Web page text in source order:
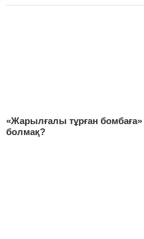
«Жарылғалы тұрған бомбаға»
болмақ?